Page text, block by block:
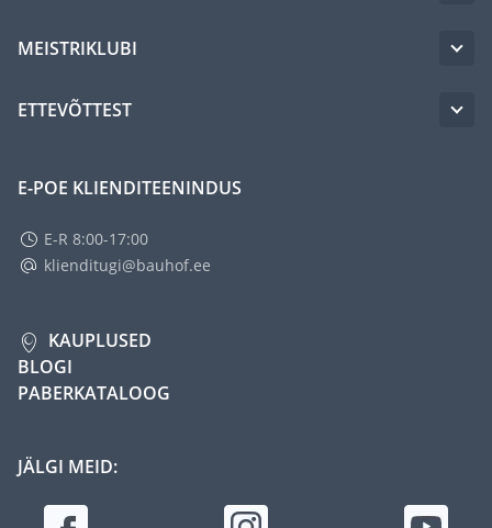
MEISTRIKLUBI
ETTEVÕTTEST
E-POE KLIENDITEENINDUS
E-R 8:00-17:00
klienditugi@bauhof.ee
KAUPLUSED
BLOGI
PABERKATALOOG
JÄLGI MEID: